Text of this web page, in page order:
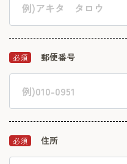
必須 郵便番号
必須 住所